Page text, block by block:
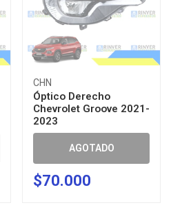
CHN
Óptico Derecho
Chevrolet Groove 2021-
2023
AGOTADO
$70.000